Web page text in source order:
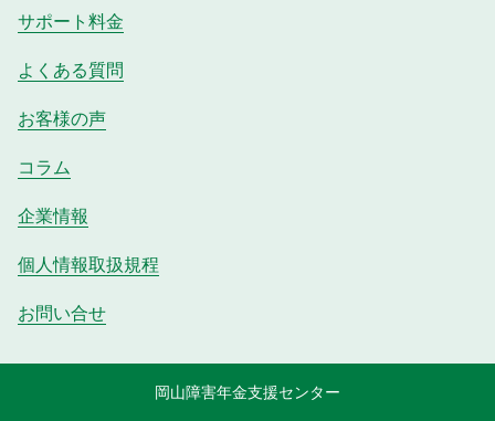
サポート料金
よくある質問
お客様の声
コラム
企業情報
個人情報取扱規程
お問い合せ
岡山障害年金支援センター